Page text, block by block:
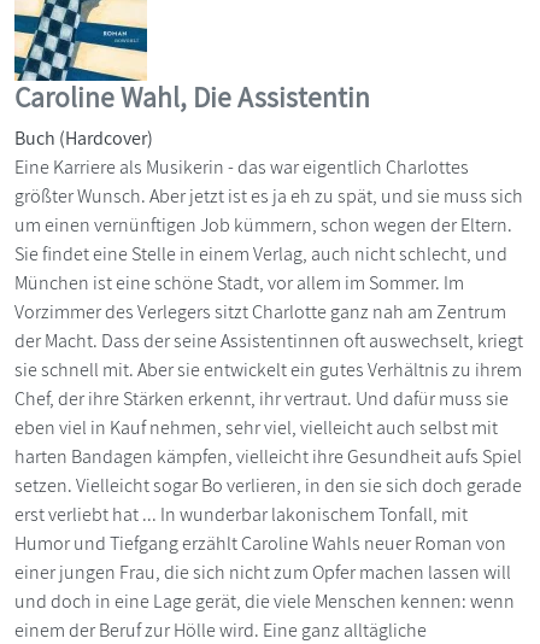
Caroline Wahl, Die Assistentin
Buch (Hardcover)
Eine Karriere als Musikerin - das war eigentlich Charlottes
größter Wunsch. Aber jetzt ist es ja eh zu spät, und sie muss sich
um einen vernünftigen Job kümmern, schon wegen der Eltern.
Sie findet eine Stelle in einem Verlag, auch nicht schlecht, und
München ist eine schöne Stadt, vor allem im Sommer. Im
Vorzimmer des Verlegers sitzt Charlotte ganz nah am Zentrum
der Macht. Dass der seine Assistentinnen oft auswechselt, kriegt
sie schnell mit. Aber sie entwickelt ein gutes Verhältnis zu ihrem
Chef, der ihre Stärken erkennt, ihr vertraut. Und dafür muss sie
eben viel in Kauf nehmen, sehr viel, vielleicht auch selbst mit
harten Bandagen kämpfen, vielleicht ihre Gesundheit aufs Spiel
setzen. Vielleicht sogar Bo verlieren, in den sie sich doch gerade
erst verliebt hat ... In wunderbar lakonischem Tonfall, mit
Humor und Tiefgang erzählt Caroline Wahls neuer Roman von
einer jungen Frau, die sich nicht zum Opfer machen lassen will
und doch in eine Lage gerät, die viele Menschen kennen: wenn
einem der Beruf zur Hölle wird. Eine ganz alltägliche